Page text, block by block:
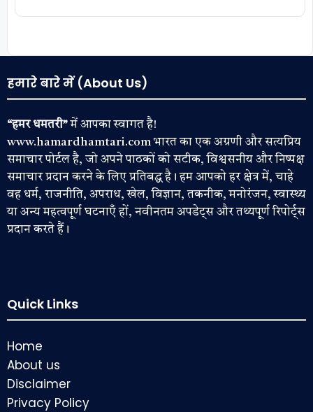
हमारे बारे में (About Us)
“हमर धमतरी”में आपका स्वागत है!
www.hamardhamtari.com भारत का एक अग्रणी और सत्यप्रिय
समाचार पोर्टल है, जो अपने पाठकों को सटीक, विश्वसनीय और निष्पक्ष
समाचार प्रदान करने के लिए प्रतिबद्ध है। हम आपको हर क्षेत्र में, चाहे
वह धर्म, राजनीति, अपराध, खेल, विज्ञान, तकनीक, मनोरंजन, स्वास्थ्य
या अन्य महत्वपूर्ण घटनाएँ हों, नवीनतम अपडेट्स और तथ्यपूर्ण रिपोर्ट्स
प्रदान करते हैं।
Quick Links
Home
About us
Disclaimer
Privacy Policy